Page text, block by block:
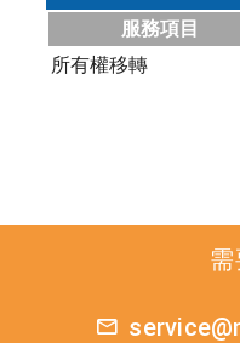
服務項目
所有權移轉